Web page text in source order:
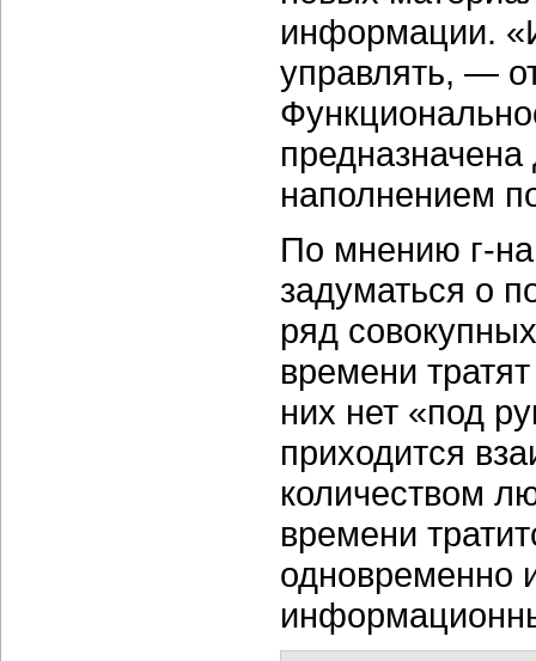
информации.
управлять, —
наполнением
По мнению г-на
задуматься о
ряд
времени
них нет «под
приходится
количеством
времени
одновременно